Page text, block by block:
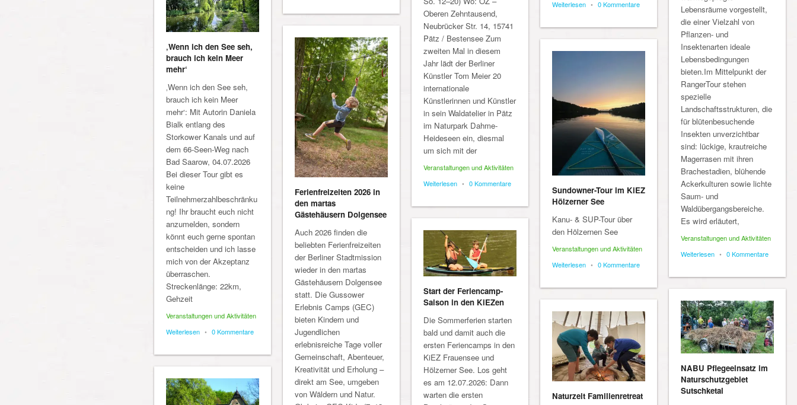
Weiterlesen • 0 Kommentare
Oberen Zehntausend,
Neubrücker Str. 14, 15741
Pätz / Bestensee Zum
zweiten Mal in diesem
Jahr lädt der Berliner
Künstler Tom Meier 20
internationale
Künstlerinnen und Künstler
in sein Waldatelier in Pätz
im Naturpark Dahme-
Heideseen ein, diesmal
um sich mit der
Veranstaltungen und Aktivitäten
Weiterlesen • 0 Kommentare
Lebensräume vorgestellt,
die einer Vielzahl von
Pflanzen- und
Insektenarten ideale
Lebensbedingungen
bieten.Im Mittelpunkt der
RangerTour stehen
spezielle
Landschaftsstrukturen, die
für blütenbesuchende
Insekten unverzichtbar
sind: lückige, krautreiche
Magerrasen mit ihren
Brachestadien, blühende
Ackerkulturen sowie lichte
Saum- und
Waldübergangsbereiche.
Es wird erläutert,
Veranstaltungen und Aktivitäten
Weiterlesen • 0 Kommentare
‚Wenn ich den See seh,
brauch ich kein Meer
mehr‘
‚Wenn ich den See seh,
brauch ich kein Meer
mehr‘: Mit Autorin Daniela
Bialk entlang des
Storkower Kanals und auf
dem 66-Seen-Weg nach
Bad Saarow, 04.07.2026
Bei dieser Tour gibt es
keine
Teilnehmerzahlbeschränku
ng! Ihr braucht euch nicht
anzumelden, sondern
könnt euch gerne spontan
entscheiden und ich lasse
mich von der Akzeptanz
überraschen.
Streckenlänge: 22km,
Gehzeit
Veranstaltungen und Aktivitäten
Weiterlesen • 0 Kommentare
Ferienfreizeiten 2026 in
den martas
Gästehäusern Dolgensee
Auch 2026 finden die
beliebten Ferienfreizeiten
der Berliner Stadtmission
wieder in den martas
Gästehäusern Dolgensee
statt. Die Gussower
Erlebnis Camps (GEC)
bieten Kindern und
Jugendlichen
erlebnisreiche Tage voller
Gemeinschaft, Abenteuer,
Kreativität und Erholung –
direkt am See, umgeben
von Wäldern und Natur.
Sundowner-Tour im KiEZ
Hölzerner See
Kanu- & SUP-Tour über
den Hölzernen See
Veranstaltungen und Aktivitäten
Weiterlesen • 0 Kommentare
Start der Feriencamp-
Saison in den KiEZen
Die Sommerferien starten
bald und damit auch die
ersten Feriencamps in den
KiEZ Frauensee und
Hölzerner See. Los geht
es am 12.07.2026: Dann
warten die ersten
NABU Pflegeeinsatz im
Naturschutzgebiet
Sutschketal
Naturzeit Familienretreat